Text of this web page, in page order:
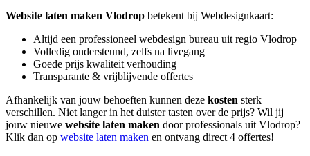
Website laten maken Vlodrop betekent bij Webdesignkaart:
Altijd een professioneel webdesign bureau uit regio Vlodrop
Volledig ondersteund, zelfs na livegang
Goede prijs kwaliteit verhouding
Transparante & vrijblijvende offertes
Afhankelijk van jouw behoeften kunnen deze kosten sterk
verschillen. Niet langer in het duister tasten over de prijs? Wil jij
jouw nieuwe website laten maken door professionals uit Vlodrop?
Klik dan op website laten maken en ontvang direct 4 offertes!